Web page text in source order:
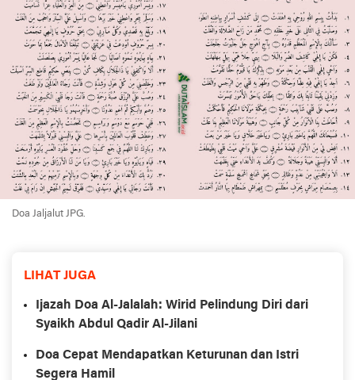
Doa Jaljalut JPG.
LIHAT JUGA
Ijazah Doa Al-Jalalah: Wirid Pelindung Diri dari
Syaikh Abdul Qadir Al-Jilani
Doa Cepat Mendapatkan Keturunan dan Istri
Segera Hamil